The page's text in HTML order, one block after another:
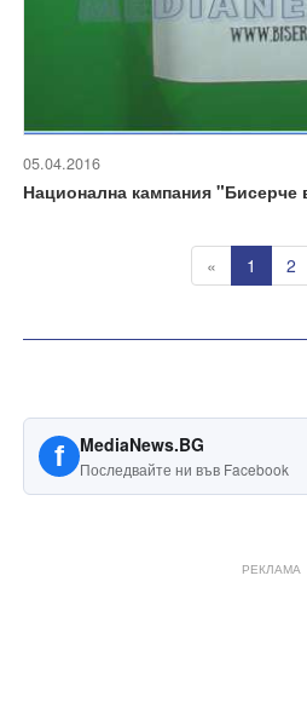
05.04.2016
Национална кампания
« 1 2
f MediaNews.BG
Последвайте ни във Facebook
РЕКЛАМА